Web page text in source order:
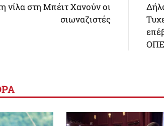
νίλα στη Μπέιτ Χανούν οι
σιωναζιστές